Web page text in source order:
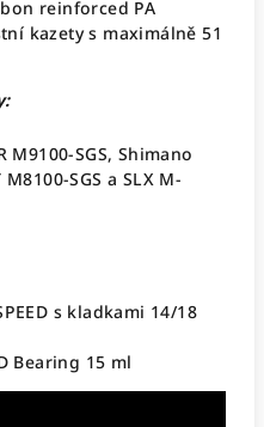
reinforced PA
kazety s maximálně 51
M9100-SGS, Shimano
SGS a SLX M-
s kladkami 14/18
Bearing 15 ml